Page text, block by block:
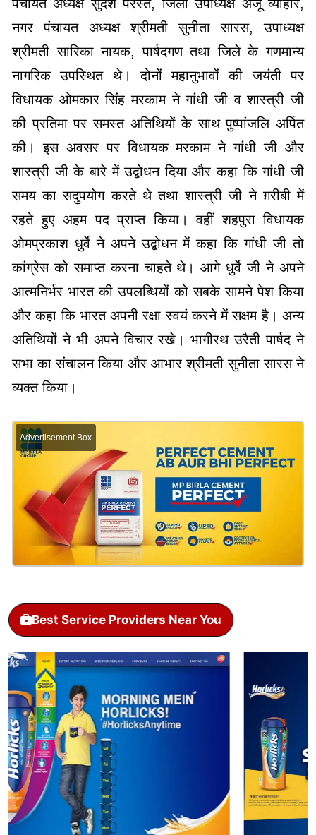
पंचायत अध्यक्ष सुदेश परस्ते, जिला उपाध्यक्ष अंजू व्योहार,
नगर पंचायत अध्यक्ष श्रीमती सुनीता सारस, उपाध्यक्ष
श्रीमती सारिका नायक, पार्षदगण तथा जिले के गणमान्य
नागरिक उपस्थित थे। दोनों महानुभावों की जयंती पर
विधायक ओमकार सिंह मरकाम ने गांधी जी व शास्त्री जी
की प्रतिमा पर समस्त अतिथियों के साथ पुष्पांजलि अर्पित
की। इस अवसर पर विधायक मरकाम ने गांधी जी और
शास्त्री जी के बारे में उद्बोधन दिया और कहा कि गांधी जी
समय का सदुपयोग करते थे तथा शास्त्री जी ने ग़रीबी में
रहते हुए अहम पद प्राप्त किया। वहीं शहपुरा विधायक
ओमप्रकाश धुर्वे ने अपने उद्बोधन में कहा कि गांधी जी तो
कांग्रेस को समाप्त करना चाहते थे। आगे धुर्वे जी ने अपने
आत्मनिर्भर भारत की उपलब्धियों को सबके सामने पेश किया
और कहा कि भारत अपनी रक्षा स्वयं करने में सक्षम है। अन्य
अतिथियों ने भी अपने विचार रखे। भागीरथ उरैती पार्षद ने
सभा का संचालन किया और आभार श्रीमती सुनीता सारस ने
व्यक्त किया।
Advertisement Box
Best Service Providers Near You